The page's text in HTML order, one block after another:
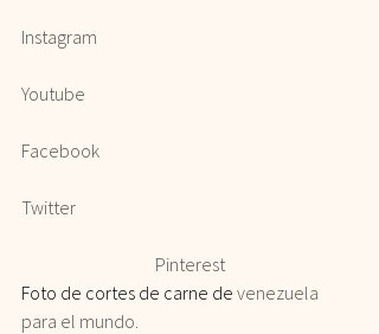
Instagram
Youtube
Facebook
Twitter
Pinterest
Foto de cortes de carne de venezuela
para el mundo.